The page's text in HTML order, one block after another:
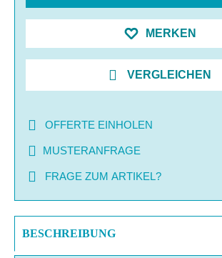
MERKEN
VERGLEICHEN
OFFERTE EINHOLEN
MUSTERANFRAGE
FRAGE ZUM ARTIKEL?
BESCHREIBUNG